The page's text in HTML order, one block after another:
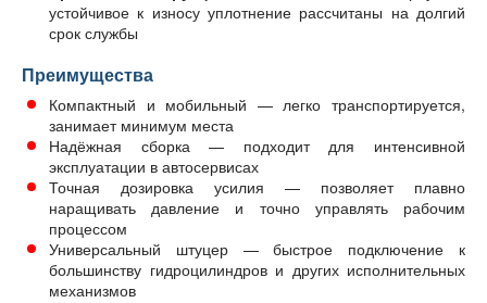
устойчивое к износу уплотнение рассчитаны на долгий
срок службы
Преимущества
Компактный и мобильный — легко транспортируется,
занимает минимум места
Надёжная сборка — подходит для интенсивной
эксплуатации в автосервисах
Точная дозировка усилия — позволяет плавно
наращивать давление и точно управлять рабочим
процессом
Универсальный штуцер — быстрое подключение к
большинству гидроцилиндров и других исполнительных
механизмов